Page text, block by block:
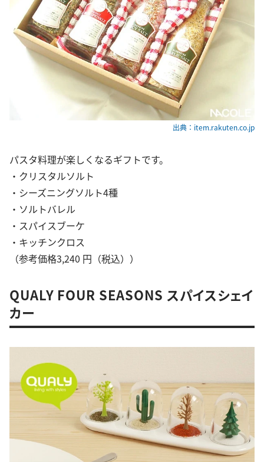
出典：item.rakuten.co.jp
パスタ料理が楽しくなるギフトです。
・クリスタルソルト
・シーズニングソルト4種
・ソルトバレル
・スパイスブーケ
・キッチンクロス
（参考価格3,240 円（税込））
QUALY FOUR SEASONS スパイスシェイ
カー